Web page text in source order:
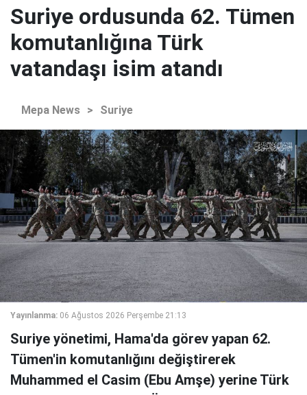
Suriye ordusunda 62. Tümen
komutanlığına Türk
vatandaşı isim atandı
Mepa News > Suriye
Yayınlanma: 06 Ağustos 2026 Perşembe 21:13
Suriye yönetimi, Hama'da görev yapan 62.
Tümen'in komutanlığını değiştirerek
Muhammed el Casim (Ebu Amşe) yerine Türk